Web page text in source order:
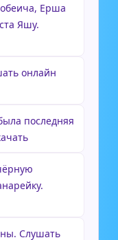
Ерша
Яшу.
онлайн
последняя
Слушать